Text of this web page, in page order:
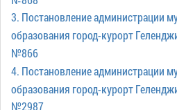
3. Постановление администрации
образования город-курорт
№866
4. Постановление администрации
образования город-курорт
№2987